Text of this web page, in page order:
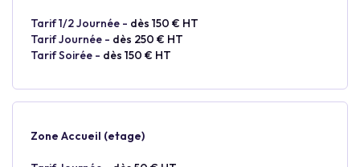
Tarif 1/2 Journée - dès 150 € HT
Tarif Journée - dès 250 € HT
Tarif Soirée - dès 150 € HT
Zone Accueil (etage)